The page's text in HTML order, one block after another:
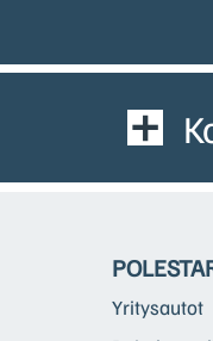
Yritysautot